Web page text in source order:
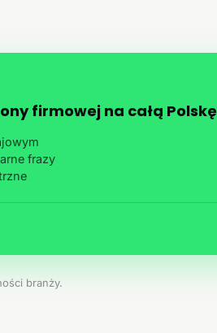
firmowej na całą Polskę
frazy
branży.